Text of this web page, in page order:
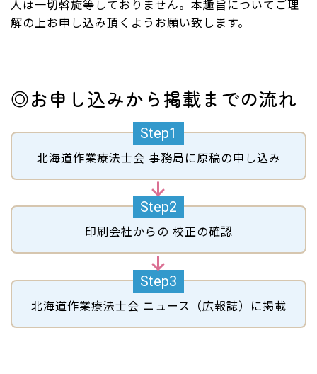
人は一切斡旋等しておりません。本趣旨についてご理
解の上お申し込み頂くようお願い致します。
◎お申し込みから掲載までの流れ
北海道作業療法士会 事務局に原稿の申し込み
印刷会社からの 校正の確認
北海道作業療法士会 ニュース（広報誌）に掲載